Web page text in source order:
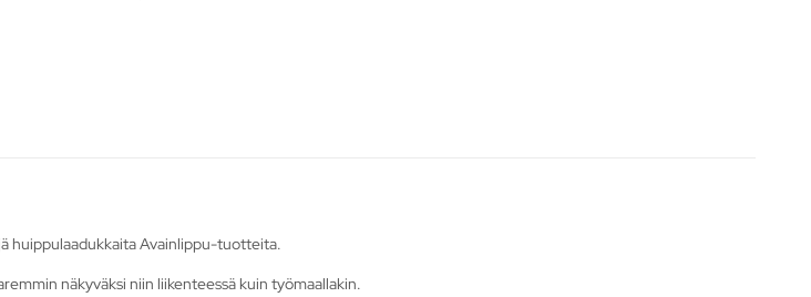
huippulaadukkaita Avainlippu-tuotteita.
näkyväksi niin liikenteessä kuin työmaallakin.